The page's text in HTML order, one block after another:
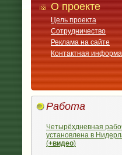
О проекте
Цель проекта
Сотрудничество
Реклама на сайте
Контактная
Работа
Четырёхдневная
установлена в
(+видео)